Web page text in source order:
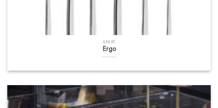
ABERT
Ergo